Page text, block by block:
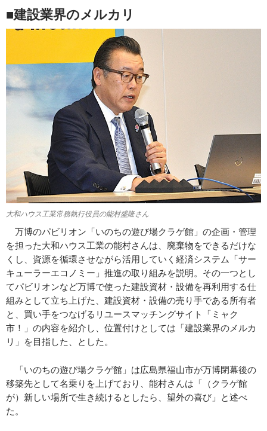
■建設業界のメルカリ
大和ハウス工業常務執行役員の能村盛隆さん
万博のパビリオン「いのちの遊び場クラゲ館」の企画・管理
を担った大和ハウス工業の能村さんは、廃棄物をできるだけな
くし、資源を循環させながら活用していく経済システム「サー
キューラーエコノミー」推進の取り組みを説明。その一つとし
てパビリオンなど万博で使った建設資材・設備を再利用する仕
組みとして立ち上げた、建設資材・設備の売り手である所有者
と、買い手をつなげるリユースマッチングサイト「ミャク
市！」の内容を紹介し、位置付けとしては「建設業界のメルカ
リ」を目指した、とした。
「いのちの遊び場クラゲ館」は広島県福山市が万博閉幕後の
移築先として名乗りを上げており、能村さんは「（クラゲ館
が）新しい場所で生き続けるとしたら、望外の喜び」と述べ
た。